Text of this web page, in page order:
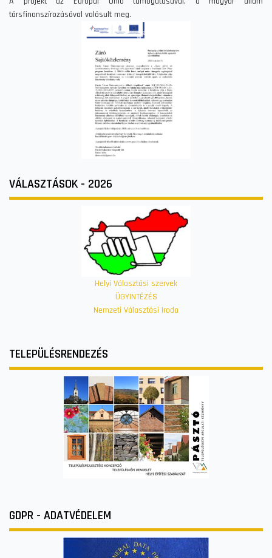
társfinanszírozásával valósult meg.
VÁLASZTÁSOK - 2026
Helyi Választási szervek
ÜGYINTÉZÉS
Nemzeti Választási Iroda
TELEPÜLÉSRENDEZÉS
GDPR - ADATVÉDELEM